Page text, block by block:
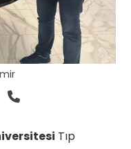
Tıp